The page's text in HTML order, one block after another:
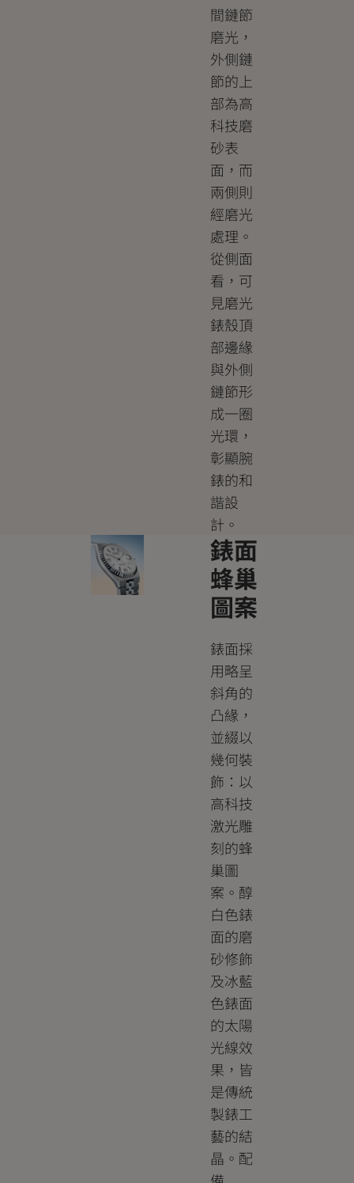
間鏈節
磨光，
外側鏈
節的上
部為高
科技磨
砂表
面，而
兩側則
經磨光
處理。
從側面
看，可
見磨光
錶殼頂
部邊緣
與外側
鏈節形
成一圈
光環，
彰顯腕
錶的和
諧設
計。
錶面
蜂巢
圖案
錶面採
用略呈
斜角的
凸緣，
並綴以
幾何裝
飾：以
高科技
激光雕
刻的蜂
巢圖
案。醇
白色錶
面的磨
砂修飾
及冰藍
色錶面
的太陽
光線效
果，皆
是傳統
製錶工
藝的結
晶。配